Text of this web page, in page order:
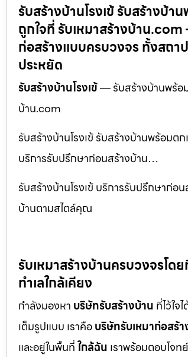
รับสร้างบ้านโรงเข้ รับสร้างบ้
ถูกใจที่ รับเหมาสร้างบ้าน
ก่อสร้างแบบครบวงจร ทั้งสถา
ประหยัด
รับสร้างบ้านโรงเข้— รับสร้างบ้านพร้อ
บ้าน.com
รับสร้างบ้านโรงเข้ รับสร้างบ้านพร้อมต
บริการรับปรึกษาก่อนสร้างบ้าน…
รับสร้างบ้านโรงเข้ บริการรับปรึกษาก่อ
บ้านตามสไตล์คุณ
รับเหมาสร้างบ้านครบวงจรโ
ทำเลใกล้เคียง
กำลังมองหา บริษัทรับสร้างบ้าน ที่ไว้ใ
เต็มรูปแบบ เราคือบริษัทรับเหมาก่อสร้า
และอยู่ในพื้นที่ใกล้ฉัน เราพร้อมตอบโจ